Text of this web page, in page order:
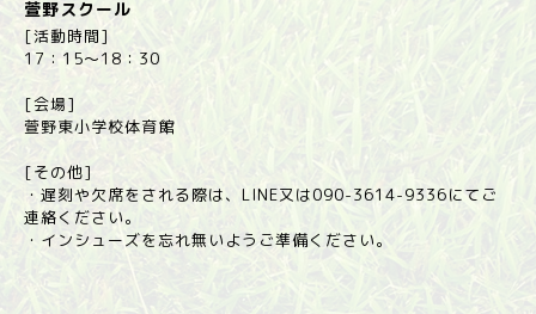
萱野スクール
[活動時間]
17：15～18：30
[会場]
萱野東小学校体育館
[その他]
・遅刻や欠席をされる際は、LINE又は090-3614-9336にてご
連絡ください。
・インシューズを忘れ無いようご準備ください。